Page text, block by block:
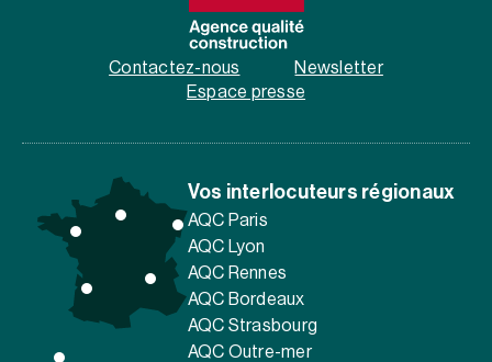
Contactez-nous
Newsletter
Espace presse
Vos interlocuteurs régionaux
AQC Paris
AQC Lyon
AQC Rennes
AQC Bordeaux
AQC Strasbourg
AQC Outre-mer